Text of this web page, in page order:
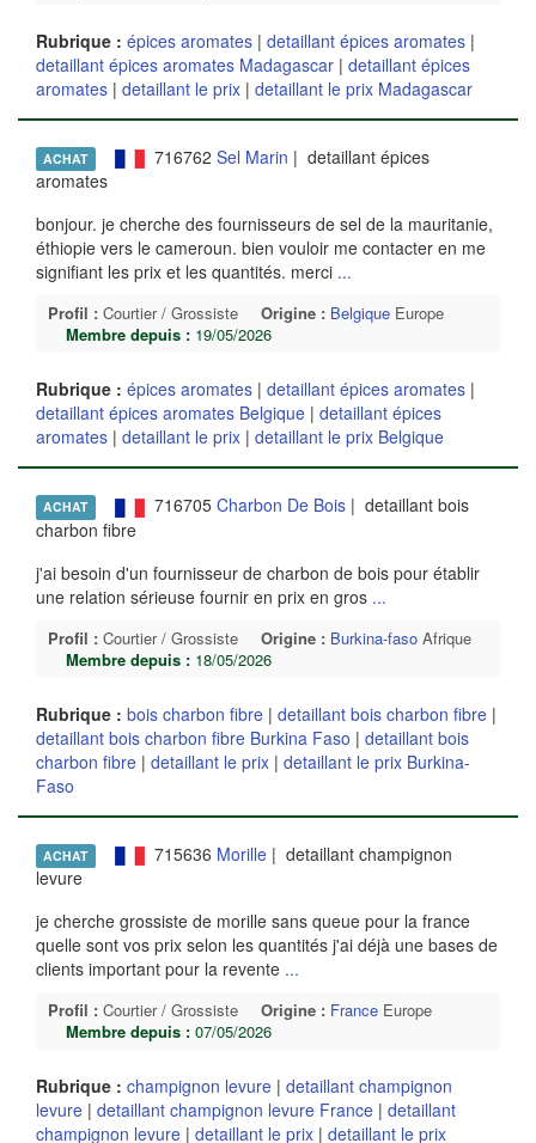
Rubrique : épices aromates | detaillant épices aromates |
detaillant épices aromates Madagascar | detaillant épices
aromates | detaillant le prix | detaillant le prix Madagascar
ACHAT 716762 Sel Marin | detaillant épices
aromates
bonjour. je cherche des fournisseurs de sel de la mauritanie,
éthiopie vers le cameroun. bien vouloir me contacter en me
signifiant les prix et les quantités. merci ...
Profil : Courtier / Grossiste Origine : Belgique Europe
Membre depuis : 19/05/2026
Rubrique : épices aromates | detaillant épices aromates |
detaillant épices aromates Belgique | detaillant épices
aromates | detaillant le prix | detaillant le prix Belgique
ACHAT 716705 Charbon De Bois| detaillant bois
charbon fibre
j'ai besoin d'un fournisseur de charbon de bois pour établir
une relation sérieuse fournir en prix en gros ...
Profil : Courtier / Grossiste Origine : Burkina-faso Afrique
Membre depuis : 18/05/2026
Rubrique : bois charbon fibre | detaillant bois charbon fibre |
detaillant bois charbon fibre Burkina Faso | detaillant bois
charbon fibre | detaillant le prix | detaillant le prix Burkina-
Faso
ACHAT 715636 Morille| detaillant champignon
levure
je cherche grossiste de morille sans queue pour la france
quelle sont vos prix selon les quantités j'ai déjà une bases de
clients important pour la revente ...
Profil : Courtier / Grossiste Origine : France Europe
Membre depuis : 07/05/2026
Rubrique : champignon levure | detaillant champignon
levure | detaillant champignon levure France | detaillant
champignon levure | detaillant le prix | detaillant le prix